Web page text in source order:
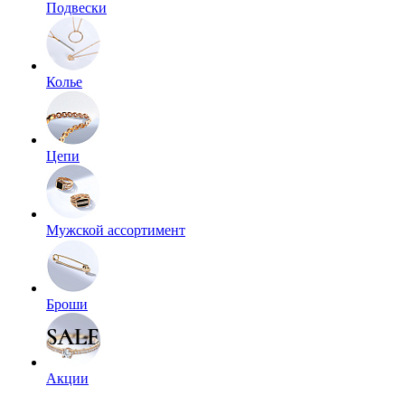
Подвески
Колье
Цепи
Мужской ассортимент
Броши
Акции